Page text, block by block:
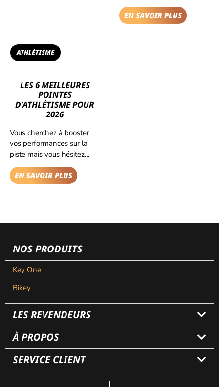
EN SAVOIR PLUS
ATHLÉTISME
LES 6 MEILLEURES
POINTES
D’ATHLÉTISME POUR
2026
Vous cherchez à booster
vos performances sur la
piste mais vous hésitez…
EN SAVOIR PLUS
NOS PRODUITS
Key One
Bikey
LES REVENDEURS
À PROPOS
SERVICE CLIENT